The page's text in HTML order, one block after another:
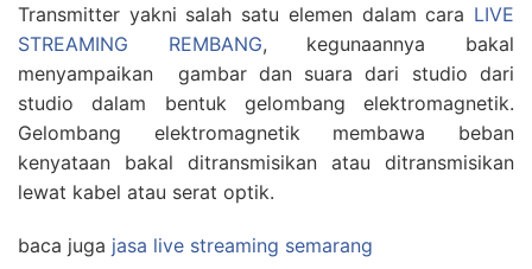
Transmitter yakni salah satu elemen dalam cara LIVE
STREAMING REMBANG, kegunaannya bakal
menyampaikan gambar dan suara dari studio dari
studio dalam bentuk gelombang elektromagnetik.
Gelombang elektromagnetik membawa beban
kenyataan bakal ditransmisikan atau ditransmisikan
lewat kabel atau serat optik.
baca juga jasa live streaming semarang